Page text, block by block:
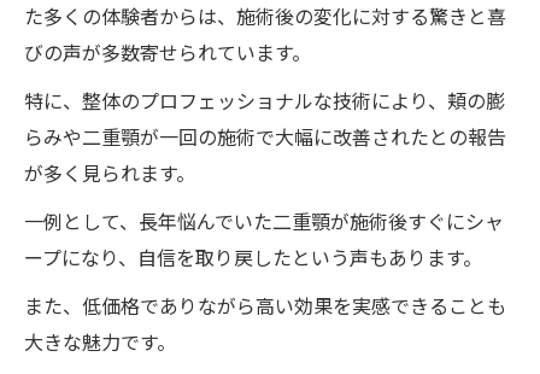
低価格で高効果：徳島県板野郡藍住町のワ
イルドボディの小顔矯正
頬の膨らみを改善する整体術：徳島県板野
郡藍住町のワイルドボディの事例
低価格で受けられる小顔矯正：徳島県板野
郡藍住町のワイルドボディのオプション
頬の膨らみの原因と改善方法：徳島県板野
郡藍住町のワイルドボディの整体
低価格でも安心の理由：徳島県板野郡藍住
た多くの体験者からは、施術後の変化に対する驚きと喜
びの声が多数寄せられています。
特に、整体のプロフェッショナルな技術により、頬の膨
らみや二重顎が一回の施術で大幅に改善されたとの報告
が多く見られます。
一例として、長年悩んでいた二重顎が施術後すぐにシャ
ープになり、自信を取り戻したという声もあります。
また、低価格でありながら高い効果を実感できることも
大きな魅力です。